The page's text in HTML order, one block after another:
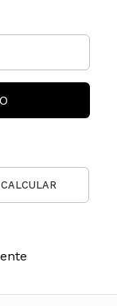
CALCULAR